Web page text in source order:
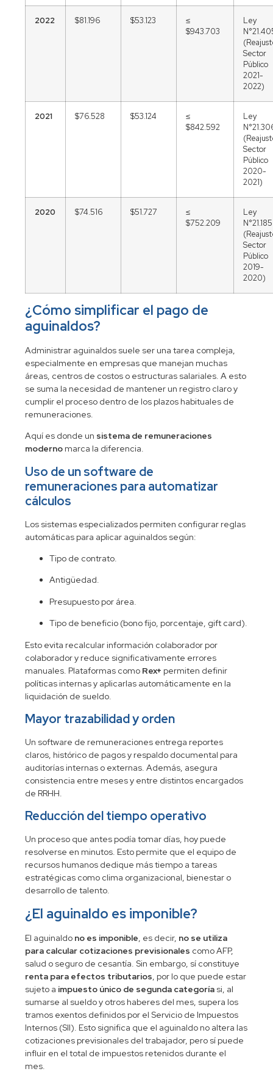
2022 $81.196 $53.123
≤
$943.703
Ley
Sector
Público
2021-
2022)
2021 $76.528 $53.124
≤
$842.592
Ley
Sector
Público
2020-
2021)
2020 $74.516 $51.727
≤
$752.209
Ley
N°21.185
Sector
Público
2019-
2020)
¿Cómo simplificar el pago de
aguinaldos?
Administrar aguinaldos suele ser una tarea compleja,
especialmente en empresas que manejan muchas
áreas, centros de costos o estructuras salariales. A esto
se suma la necesidad de mantener un registro claro y
cumplir el proceso dentro de los plazos habituales de
remuneraciones.
Aquí es donde un sistema de remuneraciones
moderno marca la diferencia.
Uso de un software de
remuneraciones para automatizar
cálculos
Los sistemas especializados permiten configurar reglas
automáticas para aplicar aguinaldos según:
Tipo de contrato.
Antigüedad.
Presupuesto por área.
Tipo de beneficio (bono fijo, porcentaje, gift card).
Esto evita recalcular información colaborador por
colaborador y reduce significativamente errores
manuales. Plataformas como Rex+ permiten definir
políticas internas y aplicarlas automáticamente en la
liquidación de sueldo.
Mayor trazabilidad y orden
Un software de remuneraciones entrega reportes
claros, histórico de pagos y respaldo documental para
auditorías internas o externas. Además, asegura
consistencia entre meses y entre distintos encargados
de RRHH.
Reducción del tiempo operativo
Un proceso que antes podía tomar días, hoy puede
resolverse en minutos. Esto permite que el equipo de
recursos humanos dedique más tiempo a tareas
estratégicas como clima organizacional, bienestar o
desarrollo de talento.
¿El aguinaldo es imponible?
El aguinaldo no es imponible, es decir, no se utiliza
para calcular cotizaciones previsionales como AFP,
salud o seguro de cesantía. Sin embargo, sí constituye
renta para efectos tributarios, por lo que puede estar
sujeto a impuesto único de segunda categoría si, al
sumarse al sueldo y otros haberes del mes, supera los
tramos exentos definidos por el Servicio de Impuestos
Internos (SII). Esto significa que el aguinaldo no altera las
cotizaciones previsionales del trabajador, pero sí puede
influir en el total de impuestos retenidos durante el
mes.